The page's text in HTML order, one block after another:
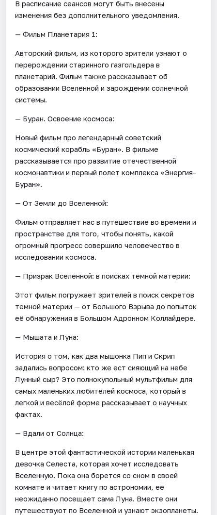
В расписание сеансов могут быть внесены
изменения без дополнительного уведомления.
— Фильм Планетария 1:
Авторский фильм, из которого зрители узнают о
перерождении старинного газгольдера в
планетарий. Фильм также рассказывает об
образовании Вселенной и зарождении солнечной
системы.
— Буран. Освоение космоса:
Новый фильм про легендарный советский
космический корабль «Буран». В фильме
рассказывается про развитие отечественной
космонавтики и первый полет комплекса «Энергия-
Буран».
— От Земли до Вселенной:
Фильм отправляет нас в путешествие во времени и
пространстве для того, чтобы понять, какой
огромный прогресс совершило человечество в
исследовании космоса.
— Призрак Вселенной: в поисках тёмной материи:
Этот фильм погружает зрителей в поиск секретов
темной материи — от Большого Взрыва до попыток
её обнаружения в Большом Адронном Коллайдере.
— Мышата и Луна:
История о том, как два мышонка Пип и Скрип
задались вопросом: кто же ест сияющий на небе
Лунный сыр? Это полнокупольный мультфильм для
самых маленьких любителей космоса, который в
легкой и весёлой форме рассказывает о научных
фактах.
— Вдали от Солнца:
В центре этой фантастической истории маленькая
девочка Селеста, которая хочет исследовать
Вселенную. Пока она борется со сном в своей
комнате и читает книгу по астрономии, её
неожиданно посещает сама Луна. Вместе они
путешествуют по Вселенной и узнают экзопланеты.